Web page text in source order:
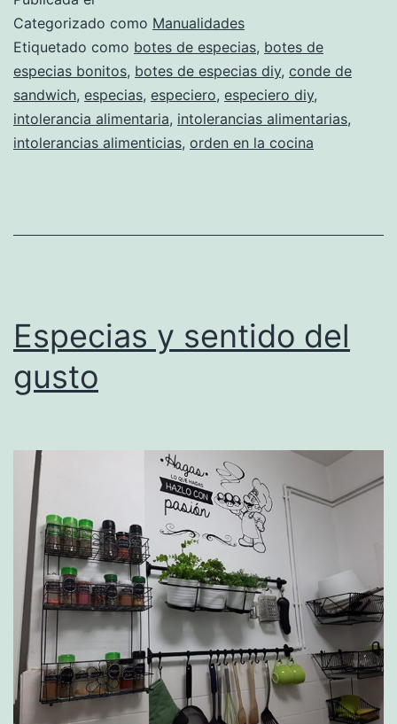
arroz
blanco
Categorizado como Manualidades
Etiquetado como botes de especias, botes de
especias bonitos, botes de especias diy, conde de
sandwich, especias, especiero, especiero diy,
intolerancia alimentaria, intolerancias alimentarias,
intolerancias alimenticias, orden en la cocina
Especias y sentido del
gusto